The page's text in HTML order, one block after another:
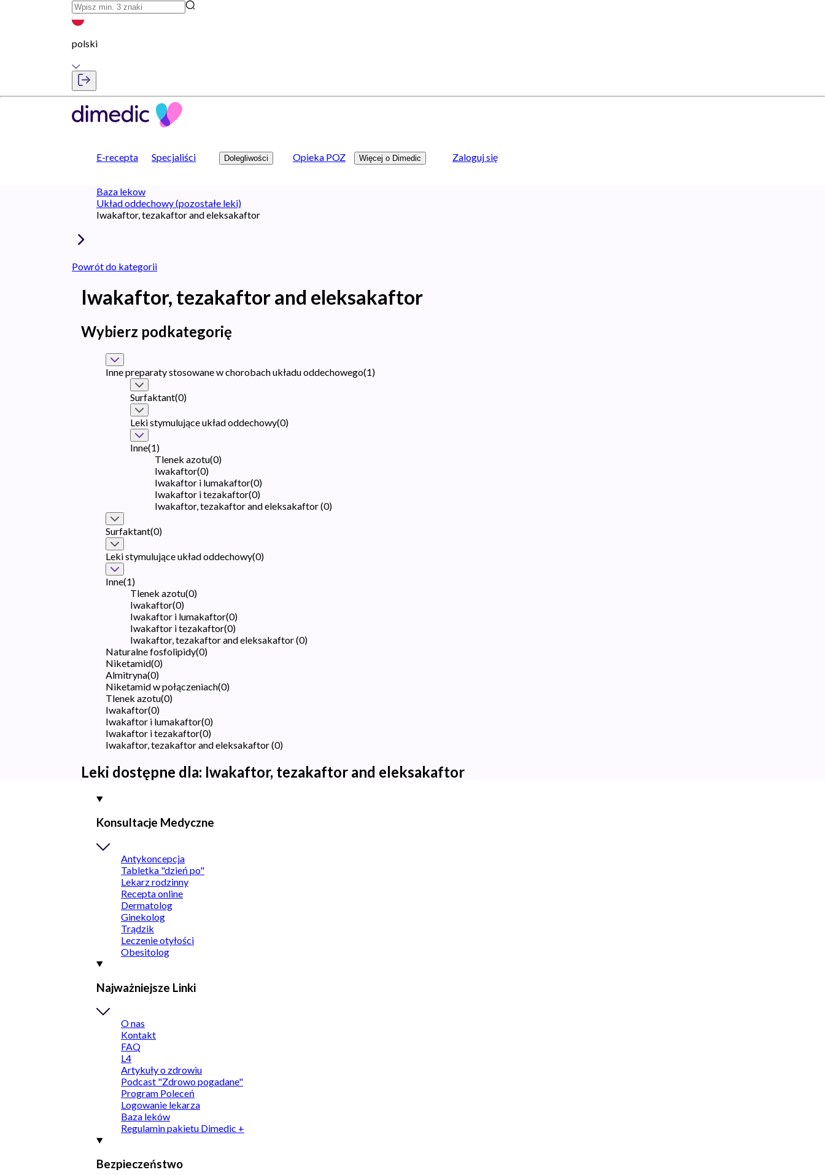
polski
E-recepta Specjaliści Dolegliwości Opieka POZ Więcej o Dimedic Zaloguj się
Baza lekow
Układ oddechowy (pozostałe leki)
Iwakaftor, tezakaftor and eleksakaftor
Powrót do kategorii
Iwakaftor, tezakaftor and eleksakaftor
Wybierz podkategorię
Inne preparaty stosowane w chorobach układu oddechowego(1)
Surfaktant(0)
Leki stymulujące układ oddechowy(0)
Inne(1)
Tlenek azotu(0)
Iwakaftor(0)
Iwakaftor i lumakaftor(0)
Iwakaftor i tezakaftor(0)
Iwakaftor, tezakaftor and eleksakaftor(0)
Surfaktant(0)
Leki stymulujące układ oddechowy(0)
Inne(1)
Tlenek azotu(0)
Iwakaftor(0)
Iwakaftor i lumakaftor(0)
Iwakaftor i tezakaftor(0)
Iwakaftor, tezakaftor and eleksakaftor(0)
Naturalne fosfolipidy(0)
Niketamid(0)
Almitryna(0)
Niketamid w połączeniach(0)
Tlenek azotu(0)
Iwakaftor(0)
Iwakaftor i lumakaftor(0)
Iwakaftor i tezakaftor(0)
Iwakaftor, tezakaftor and eleksakaftor(0)
Leki dostępne dla: Iwakaftor, tezakaftor and eleksakaftor
Konsultacje Medyczne
Antykoncepcja
Tabletka "dzień po"
Lekarz rodzinny
Recepta online
Dermatolog
Ginekolog
Trądzik
Leczenie otyłości
Obesitolog
Najważniejsze Linki
O nas
Kontakt
FAQ
L4
Artykuły o zdrowiu
Podcast "Zdrowo pogadane"
Program Poleceń
Logowanie lekarza
Baza leków
Regulamin pakietu Dimedic +
Bezpieczeństwo